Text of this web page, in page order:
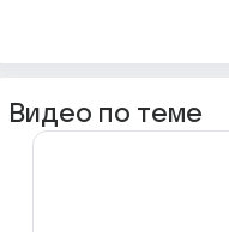
Видео по теме